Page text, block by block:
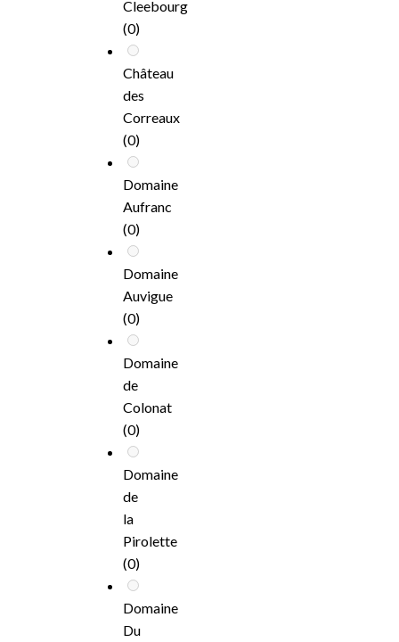
Cleebourg
(0)
Château
des
Correaux
(0)
Domaine
Aufranc
(0)
Domaine
Auvigue
(0)
Domaine
de
Colonat
(0)
Domaine
de
la
Pirolette
(0)
Domaine
Du